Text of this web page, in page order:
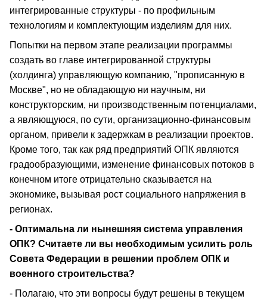
интегрированные структуры - по профильным
технологиям и комплектующим изделиям для них.
Попытки на первом этапе реализации программы
создать во главе интегрированной структуры
(холдинга) управляющую компанию, "прописанную в
Москве", но не обладающую ни научным, ни
конструкторским, ни производственным потенциалами,
а являющуюся, по сути, организационно-финансовым
органом, привели к задержкам в реализации проектов.
Кроме того, так как ряд предприятий ОПК являются
градообразующими, изменение финансовых потоков в
конечном итоге отрицательно сказывается на
экономике, вызывая рост социального напряжения в
регионах.
- Оптимальна ли нынешняя система управления
ОПК? Считаете ли вы необходимым усилить роль
Совета Федерации в решении проблем ОПК и
военного строительства?
- Полагаю, что эти вопросы будут решены в текущем